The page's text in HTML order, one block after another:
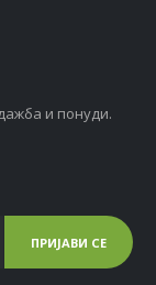
и понуди.